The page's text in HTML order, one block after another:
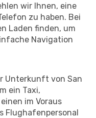
wir Ihnen, eine
zu haben. Bei
Laden finden, um
Navigation
Unterkunft von San
ein Taxi,
im Voraus
Flughafenpersonal